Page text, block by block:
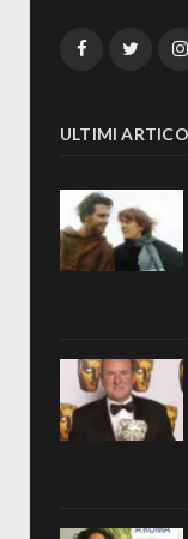
FacebookTwitter
ULTIMI